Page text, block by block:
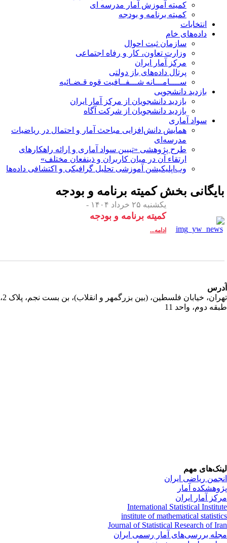
کمیته آموزش آمار مدرسه ای
کمیته برنامه و بودجه
انتخابات
داده‌های خام
سازمان ثبت احوال
وزارت تعاون، کار و رفاه اجتماعی
مرکز آمار ایران
پرتال داده‌های باز دولتی
ســــامـــانه شـــفــافیت قوه قـضـائیه
بازدید دانشجویی
بازدید دانشجویان از مرکز آمار ایران
بازدید دانشجویان از شرکت آگاه
سواد آماری
همایش دانش‌افزایی مباحث آمار و احتمال در ریاضیات
مدرسه‌ای
طرح پژوهشی «تبیین سواد آماری و ارائه راهکارهای
ارتقاء آن در میان کاربران و ذینفعان مختلف»
وب‌اپلیکیشن آموزشی تحلیل گرافیکی و اکتشافی داده‌ها
بخشکمیته برنامه و بودجه
یکشنبه ۲۵ خرداد ۱۴۰۴ -
کمیته برنامه و بودجه
ادامه...
تهران، خیابان فلسطین، (بین بزرگمهر و انقلاب)، بن بست نجم، پلاک 2،
دوم، واحد 11
مهم
ریاضی ایران
آمار
آمار ایران
International Statistical
institute of mathematical
Journal of Statistical Research of
بررسی‌های آمار رسمی ایران